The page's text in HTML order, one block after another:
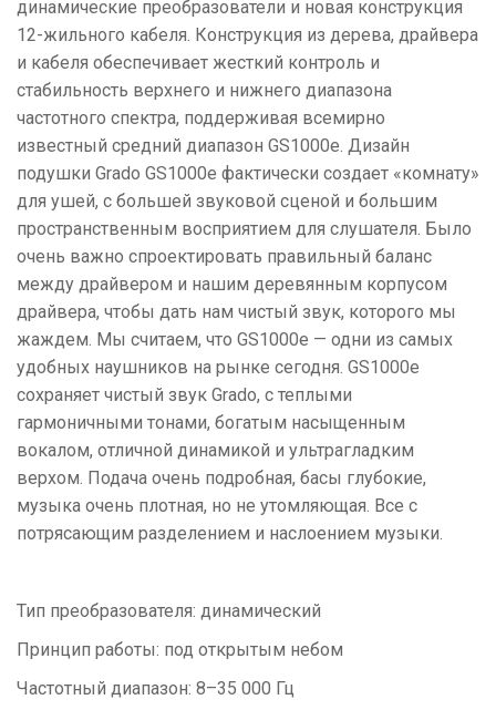
динамические преобразователи и новая конструкция
12-жильного кабеля. Конструкция из дерева, драйвера
и кабеля обеспечивает жесткий контроль и
стабильность верхнего и нижнего диапазона
частотного спектра, поддерживая всемирно
известный средний диапазон GS1000e. Дизайн
подушки Grado GS1000e фактически создает «комнату»
для ушей, с большей звуковой сценой и большим
пространственным восприятием для слушателя. Было
очень важно спроектировать правильный баланс
между драйвером и нашим деревянным корпусом
драйвера, чтобы дать нам чистый звук, которого мы
жаждем. Мы считаем, что GS1000e — одни из самых
удобных наушников на рынке сегодня. GS1000e
сохраняет чистый звук Grado, с теплыми
гармоничными тонами, богатым насыщенным
вокалом, отличной динамикой и ультрагладким
верхом. Подача очень подробная, басы глубокие,
музыка очень плотная, но не утомляющая. Все с
потрясающим разделением и наслоением музыки.
Тип преобразователя: динамический
Принцип работы: под открытым небом
Частотный диапазон: 8–35 000 Гц